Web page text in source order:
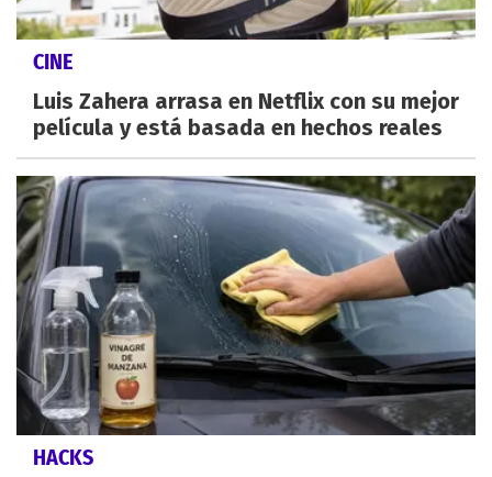
CINE
Luis Zahera arrasa en Netflix con su mejor
película y está basada en hechos reales
HACKS